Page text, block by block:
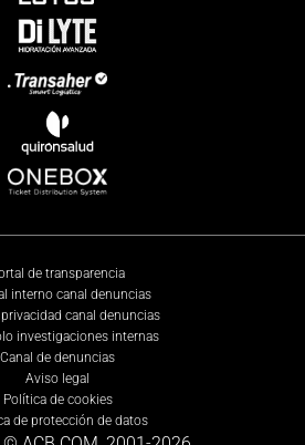
de transparencia
interno canal denuncias
canal denuncias
investigaciones internas
Canal de denuncias
Aviso legal
Política de cookies
de protección de datos